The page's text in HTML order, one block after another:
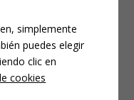
Tribunal Supremo
Sr. D. Cándido
simplemente
puedes elegir
clic en
cookies